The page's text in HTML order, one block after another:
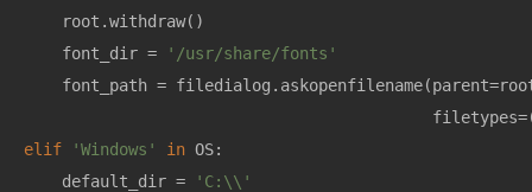
    root.withdraw()
    font_dir =
'/usr/share/fonts'
font_path =
elif
'Windows' in OS:
    default_dir =
'C:\\'